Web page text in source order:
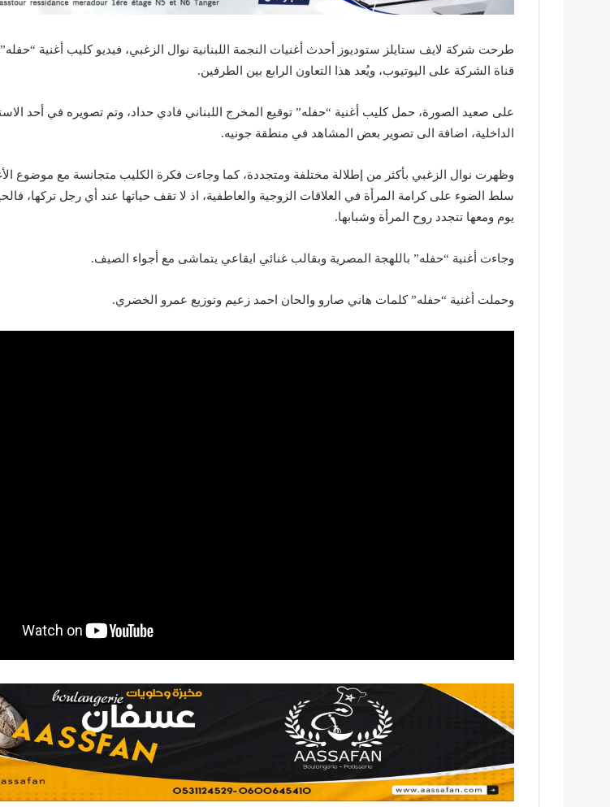
طرحت شركة لايف ستايلز ستوديوز أحدث أغنيات النجمة اللبنانية نوال الزغبي، فيديو كليب أغنية
قناة الشركة على اليوتيوب، ويُعد هذا التعاون الرابع بين الطرفين.
على صعيد الصورة، حمل كليب أغنية “حفله” توقيع المخرج اللبناني فادي حداد، وتم تصويره في أحد
الداخلية، اضافة الى تصوير بعض المشاهد في منطقة جونيه.
وظهرت نوال الزغبي بأكثر من إطلالة مختلفة ومتجددة، كما وجاءت فكرة الكليب متجانسة مع موضوع
سلط الضوء على كرامة المرأة في العلاقات الزوجية والعاطفية، اذ لا تقف حياتها عند أي رجل تركها،
يوم ومعها تتجدد روح المرأة وشبابها.
وجاءت أغنية “حفله” باللهجة المصرية وبقالب غنائي ايقاعي يتماشى مع أجواء الصيف.
وحملت أغنية “حفله” كلمات هاني صارو والحان احمد زعيم وتوزيع عمرو الخضري.